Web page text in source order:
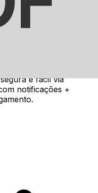
e fácil via
notificações +